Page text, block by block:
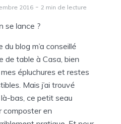
2016 2 min de lecture
se lance ?
blog m’a conseillé
de table à Casa, bien
épluchures et restes
Mais j’ai trouvé
bas, ce petit seau
composter en